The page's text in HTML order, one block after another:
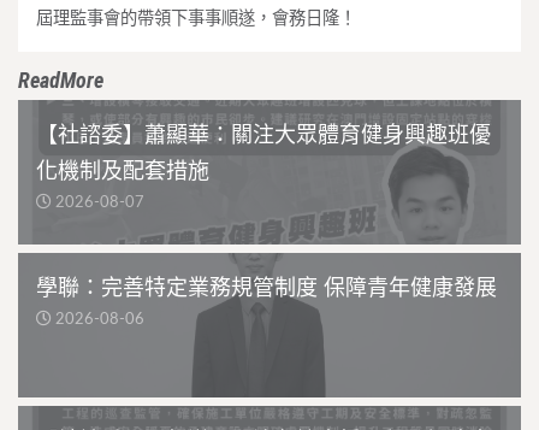
屆理監事會的帶領下事事順遂，會務日隆！
ReadMore
【社諮委】蕭顯華：關注大眾體育健身興趣班優
化機制及配套措施
2026-08-07
學聯：完善特定業務規管制度 保障青年健康發展
2026-08-06